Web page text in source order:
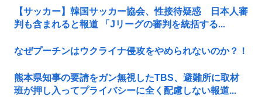
【サッカー】韓国サッカー協会、性接待疑惑 日本人審
判も含まれると報道 「Jリーグの審判を統括する...
なぜプーチンはウクライナ侵攻をやめられないのか？！
熊本県知事の要請をガン無視したTBS、避難所に取材
班が押し入ってプライバシーに全く配慮しない報道...